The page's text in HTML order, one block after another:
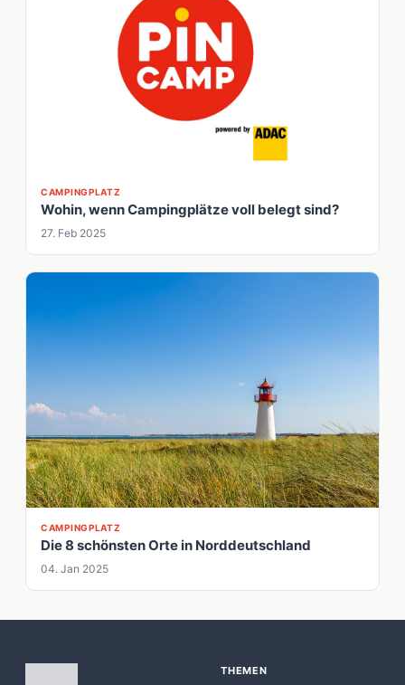
CAMPINGPLATZ
Wohin, wenn Campingplätze voll belegt sind?
27. Feb 2025
CAMPINGPLATZ
Die 8 schönsten Orte in Norddeutschland
04. Jan 2025
THEMEN